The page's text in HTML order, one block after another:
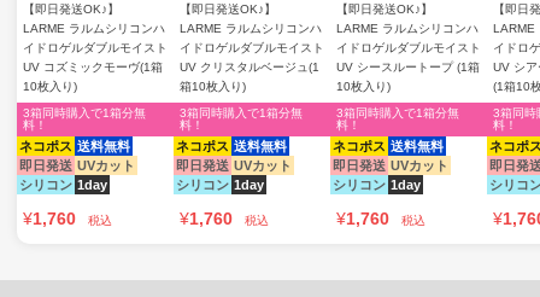
【即日発送OK♪】
LARME ラルムシリコンハ
イドロゲルダブルモイスト
UV コズミックモーヴ(1箱
10枚入り)
ネコポス 送料無料
即日発送 UVカット
シリコン 1day
3箱同時購入で1箱分無
料！
¥1,760 税込
【即日発送OK♪】
LARME ラルムシリコンハ
イドロゲルダブルモイスト
UV クリスタルベージュ(1
箱10枚入り)
ネコポス 送料無料
即日発送 UVカット
シリコン 1day
3箱同時購入で1箱分無
料！
¥1,760 税込
【即日発送OK♪】
LARME ラルムシリコンハ
イドロゲルダブルモイスト
UV シースルートープ (1箱
10枚入り)
ネコポス 送料無料
即日発送 UVカット
シリコン 1day
3箱同時購入で1箱分無
料！
¥1,760 税込
【即日
LARME
イドロ
UV シア
(1箱10
ネコポ
即日発
シリコ
3箱同時
料！
¥